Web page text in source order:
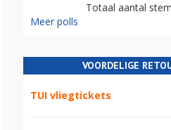
Totaal aantal
Meer polls
VOORDELIGE
TUI vliegtickets